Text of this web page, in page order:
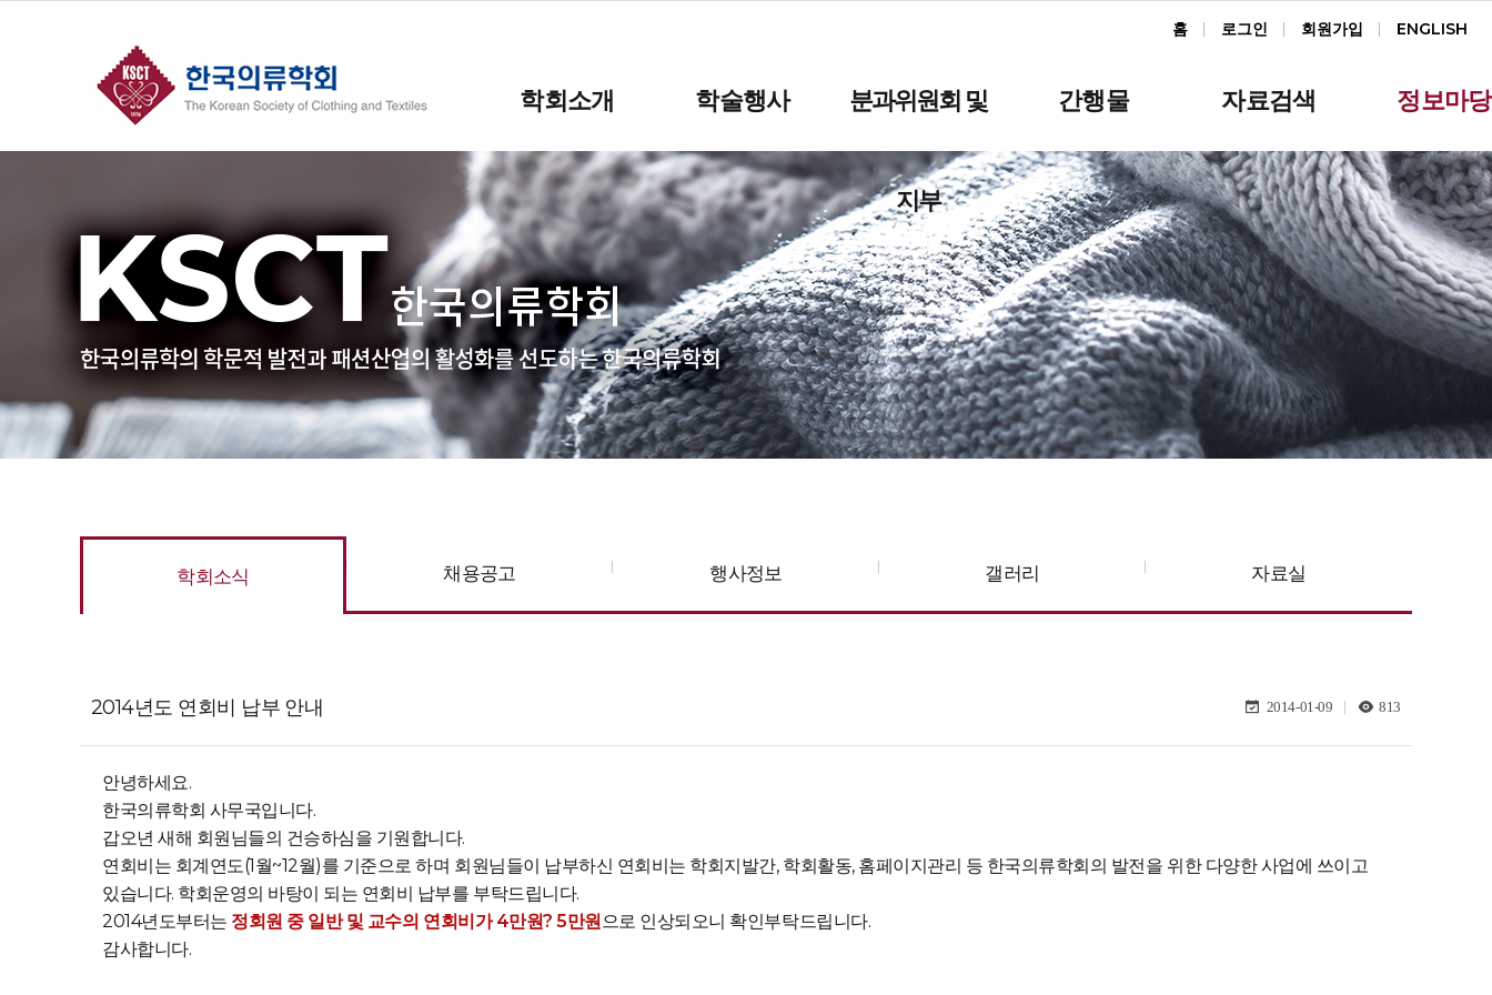
홈 로그인 회원가입 ENGLISH
학회소개 학술행사 분과위원회 및
지부
간행물 자료검색 정보마당
학회소식 채용공고 행사정보 갤러리 자료실
2014년도 연회비 납부 안내 2014-01-09 813
안녕하세요.
한국의류학회 사무국입니다.
갑오년 새해 회원님들의 건승하심을 기원합니다.
연회비는 회계연도(1월~12월)를 기준으로 하며 회원님들이 납부하신 연회비는 학회지발간, 학회활동, 홈페이지관리 등 한국의류학회의 발전을 위한 다양한 사업에 쓰이고
있습니다. 학회운영의 바탕이 되는 연회비 납부를 부탁드립니다.
2014년도부터는 정회원 중 일반 및 교수의 연회비가 4만원? 5만원으로 인상되오니 확인부탁드립니다.
감사합니다.